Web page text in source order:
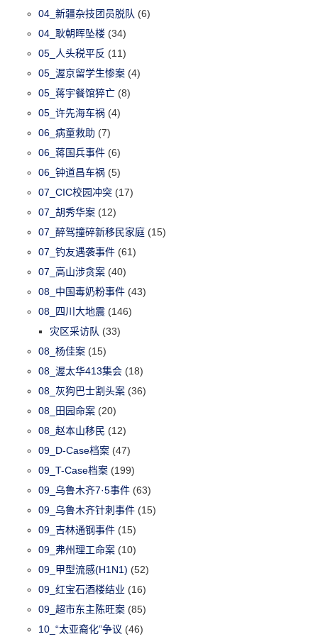
04_新疆杂技团员脱队 (6)
04_耿朝晖坠楼 (34)
05_人头税平反 (11)
05_渥京留学生惨案 (4)
05_蒋宇餐馆猝亡 (8)
05_许先海车祸 (4)
06_病童救助 (7)
06_蒋国兵事件 (6)
06_钟道昌车祸 (5)
07_CIC校园冲突 (17)
07_胡秀华案 (12)
07_醉驾撞碎新移民家庭 (15)
07_钓友遇袭事件 (61)
07_高山涉贪案 (40)
08_中国毒奶粉事件 (43)
08_四川大地震 (146)
灾区采访队 (33)
08_杨佳案 (15)
08_渥太华413集会 (18)
08_灰狗巴士割头案 (36)
08_田园命案 (20)
08_赵本山移民 (12)
09_D-Case档案 (47)
09_T-Case档案 (199)
09_乌鲁木齐7·5事件 (63)
09_乌鲁木齐针刺事件 (15)
09_吉林通钢事件 (15)
09_弗州理工命案 (10)
09_甲型流感(H1N1) (52)
09_红宝石酒楼结业 (16)
09_超市东主陈旺案 (85)
10_“太亚裔化”争议 (46)